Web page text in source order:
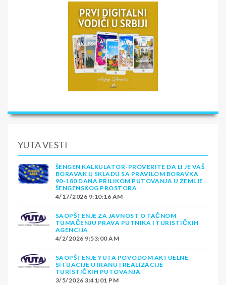
YUTA VESTI
ŠENGEN KALKULATOR-PROVERITE DA LI JE VAŠ
BORAVAK U SKLADU SA PRAVILOM BORAVKA
90-180 DANA PRILIKOM PUTOVANJA U ZEMLJE
ŠENGENSKOG PROSTORA
4/17/2026 9:10:16 AM
SAOPŠTENJE ZA JAVNOST O TAČNOM
TUMAČENJU PRAVA PUTNIKA I TURISTIČKIH
AGENCIJA
4/2/2026 9:53:00 AM
SAOPŠTENJE YUTA POVODOM AKTUELNE
SITUACIJE U IRANU I REALIZACIJE
TURISTIČKIH PUTOVANJA
3/5/2026 3:41:01 PM